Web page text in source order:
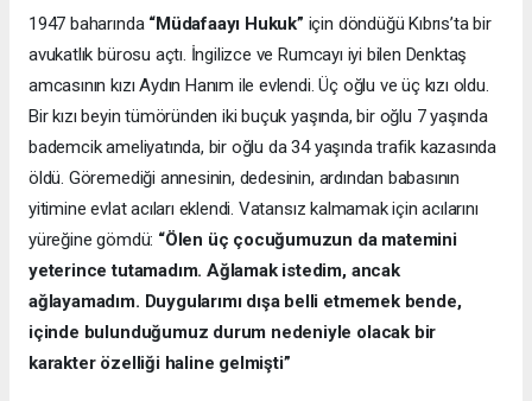
1947 baharında “Müdafaayı Hukuk” için döndüğü Kıbrıs’ta bir
avukatlık bürosu açtı. İngilizce ve Rumcayı iyi bilen Denktaş
amcasının kızı Aydın Hanım ile evlendi. Üç oğlu ve üç kızı oldu.
Bir kızı beyin tümöründen iki buçuk yaşında, bir oğlu 7 yaşında
bademcik ameliyatında, bir oğlu da 34 yaşında trafik kazasında
öldü. Göremediği annesinin, dedesinin, ardından babasının
yitimine evlat acıları eklendi. Vatansız kalmamak için acılarını
yüreğine gömdü: “Ölen üç çocuğumuzun da matemini
yeterince tutamadım. Ağlamak istedim, ancak
ağlayamadım. Duygularımı dışa belli etmemek bende,
içinde bulunduğumuz durum nedeniyle olacak bir
karakter özelliği haline gelmişti”